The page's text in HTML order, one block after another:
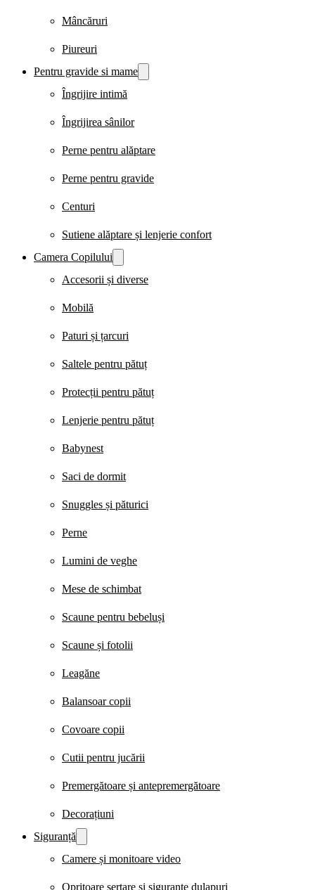
Mâncăruri
Piureuri
Pentru gravide si mame
Îngrijire intimă
Îngrijirea sânilor
Perne pentru alăptare
Perne pentru gravide
Centuri
Sutiene alăptare și lenjerie confort
Camera Copilului
Accesorii și diverse
Mobilă
Paturi și țarcuri
Saltele pentru pătuț
Protecții pentru pătuț
Lenjerie pentru pătuț
Babynest
Saci de dormit
Snuggles și păturici
Perne
Lumini de veghe
Mese de schimbat
Scaune pentru bebeluși
Scaune și fotolii
Leagăne
Balansoar copii
Covoare copii
Cutii pentru jucării
Premergătoare și antepremergătoare
Decorațiuni
Siguranță
Camere și monitoare video
Opritoare sertare și siguranțe dulapuri